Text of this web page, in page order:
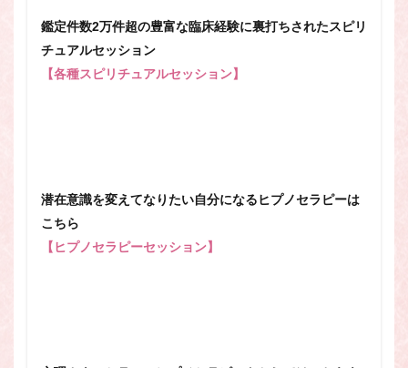
鑑定件数2万件超の豊富な臨床経験に裏打ちされたスピリ
チュアルセッション
【各種スピリチュアルセッション】
潜在意識を変えてなりたい自分になるヒプノセラピーは
こちら
【ヒプノセラピーセッション】